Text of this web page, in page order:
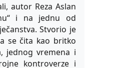
autor Reza Aslan
i na jednu od
Stvorio je
se čita kao britko
jednog vremena i
kontroverze i